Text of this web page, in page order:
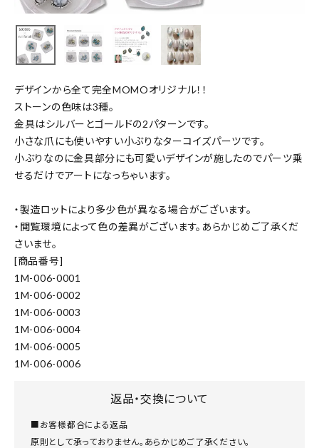
デザインから全て完全MOMOオリジナル！！
ストーンの色味は3種。
金具はシルバーとゴールドの2パターンです。
小さな爪にも使いやすい小ぶりなターコイズパーツです。
小ぶりなのに金具部分にも可愛いデザインが施したのでパーツ乗
せるだけでアートになっちゃいます。
・製造ロットにより多少色が異なる場合がございます。
・閲覧環境によって色の差異がございます。あらかじめご了承くだ
さいませ。
[商品番号]
1M-006-0001
1M-006-0002
1M-006-0003
1M-006-0004
1M-006-0005
1M-006-0006
返品・交換について
■お客様都合による返品
原則として承っておりません。あらかじめご了承ください。